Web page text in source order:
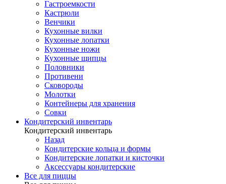
Гастроемкости
Кастрюли
Венчики
Кухонные вилки
Кухонные лопатки
Кухонные ножи
Кухонные щипцы
Половники
Противени
Сковороды
Молотки
Контейнеры для хранения
Совки
Кондитерский инвентарь
Кондитерский инвентарь
Назад
Кондитерские кольца и формы
Кондитерские лопатки и кисточки
Аксессуары кондитерские
Все для пиццы